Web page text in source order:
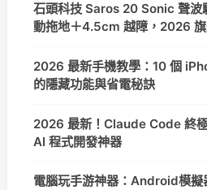
石頭科技 Saros 20 Sonic 聲波
動拖地＋4.5cm 越障，2026
2026 最新手機教學：10 個
的隱藏功能與省電秘訣
2026 最新！Claude Code 終
AI 程式開發神器
電腦玩手游神器：Android模